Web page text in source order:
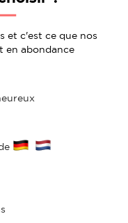
et c'est ce que nos
en abondance